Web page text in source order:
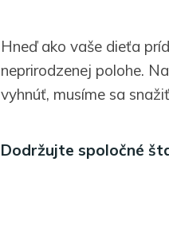
Hneď ako vaše dieťa
neprirodzenej polohe.
vyhnúť, musíme sa
Dodržujte spoločné